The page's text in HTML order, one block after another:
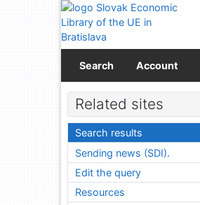
Go to content
Go to menu
Accessibility declaration
Search Account
Related sites
Search results
Sending news (SDI).
Edit the query
Resources